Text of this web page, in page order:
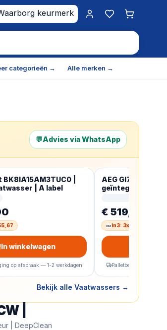
Mijn account
Favorieten
categorieën → Alle merken →
💬Advies via WhatsApp
|
| A label
In winkelwagen
op afspraak — 1-2 werkdagen
AEG GI7200B1SO
geïntegreerde
€ 519,00
in3: 3x € 173
Palletbezorging op
Bekijk alle Vaatwassers →
| A klasse | Autodeur |
|
| DeepClean